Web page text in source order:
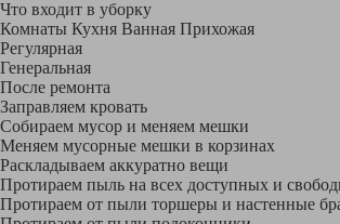
Что входит в уборку
Регу­лярная
Гене­ральная
После ремонта
Заправляем кровать
Собираем мусор и меняем мешки
Меняем мусорные мешки в корзинах
Раскладываем аккуратно вещи
Протираем пыль на всех доступных и
Протираем от пыли торшеры и настенные